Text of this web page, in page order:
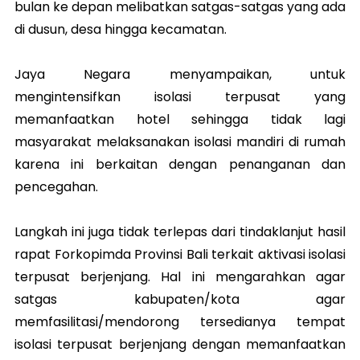
bulan ke depan melibatkan satgas-satgas yang ada
di dusun, desa hingga kecamatan.
Jaya Negara menyampaikan, untuk
mengintensifkan isolasi terpusat yang
memanfaatkan hotel sehingga tidak lagi
masyarakat melaksanakan isolasi mandiri di rumah
karena ini berkaitan dengan penanganan dan
pencegahan.
Langkah ini juga tidak terlepas dari tindaklanjut hasil
rapat Forkopimda Provinsi Bali terkait aktivasi isolasi
terpusat berjenjang. Hal ini mengarahkan agar
satgas kabupaten/kota agar
memfasilitasi/mendorong tersedianya tempat
isolasi terpusat berjenjang dengan memanfaatkan